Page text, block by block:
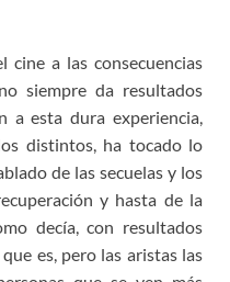
cine a las consecuencias
siempre da resultados
a esta dura experiencia,
distintos, ha tocado lo
de las secuelas y los
y hasta de la
decía, con resultados
es, pero las aristas las